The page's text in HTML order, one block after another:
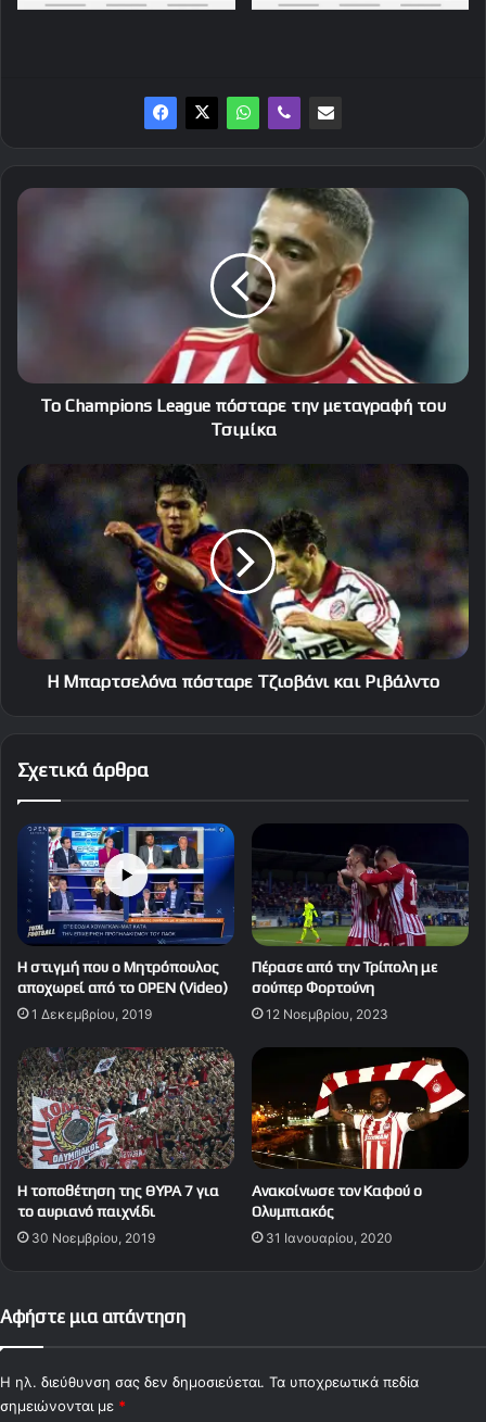
Το
Το Champions League πόσταρε την μεταγραφή του
Τσιμίκα
H
Μπαρτσελόνα
και
Ριβάλντο
H Μπαρτσελόνα πόσταρε Τζιοβάνι και Ριβάλντο
Σχετικά άρθρα
H στιγμή που ο Μητρόπουλος
αποχωρεί από το OPEN (Video)
1 Δεκεμβρίου, 2019
Πέρασε από την Τρίπολη με
σούπερ Φορτούνη
12 Νοεμβρίου, 2023
H τοποθέτηση της ΘΥΡΑ 7 για
το αυριανό παιχνίδι
30 Νοεμβρίου, 2019
Ανακοίνωσε τον Καφού ο
Ολυμπιακός
31 Ιανουαρίου, 2020
Αφήστε μια απάντηση
Η ηλ. διεύθυνση σας δεν δημοσιεύεται. Τα υποχρεωτικά πεδία
σημειώνονται με *